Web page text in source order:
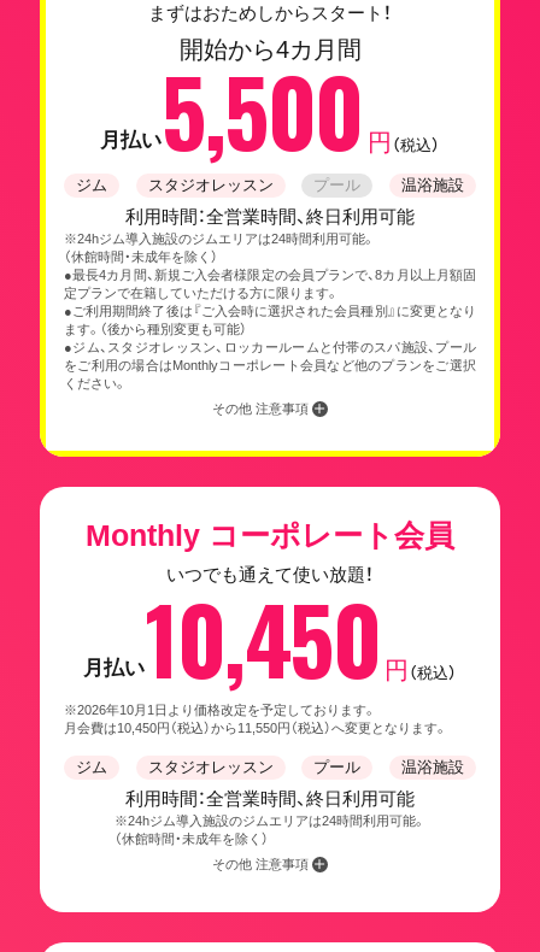
まずはおためしからスタート！
開始から4カ月間
月払い5,500 円 （税込）
ジム スタジオレッスン プール 温浴施設
利用時間：全営業時間、終日利用可能
※24hジム導入施設のジムエリアは24時間利用可能。
（休館時間・未成年を除く）
●最長4カ月間、新規ご入会者様限定の会員プランで、8カ月以上月額固
定プランで在籍していただける方に限ります。
●ご利用期間終了後は『ご入会時に選択された会員種別』に変更となり
ます。（後から種別変更も可能）
●ジム、スタジオレッスン、ロッカールームと付帯のスパ施設、プール
をご利用の場合はMonthlyコーポレート会員など他のプランをご選択
ください。
その他 注意事項
Monthly コーポレート会員
いつでも通えて使い放題！
月払い10,450 円 （税込）
※2026年10月1日より価格改定を予定しております。
月会費は10,450円（税込）から11,550円（税込）へ変更となります。
ジム スタジオレッスン プール 温浴施設
利用時間：全営業時間、終日利用可能
※24hジム導入施設のジムエリアは24時間利用可能。
（休館時間・未成年を除く）
その他 注意事項